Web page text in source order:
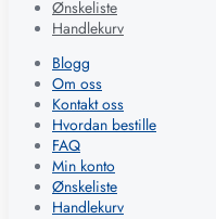
Ønskeliste
Handlekurv
Blogg
Om oss
Kontakt oss
Hvordan bestille
FAQ
Min konto
Ønskeliste
Handlekurv